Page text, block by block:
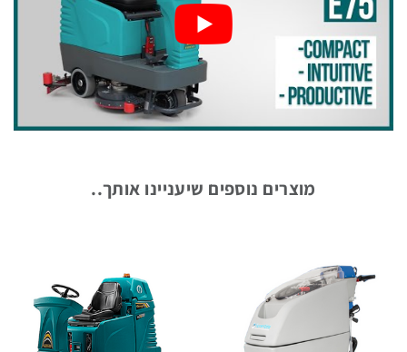
אביזרים
נלווים
עצמאיות
אוטומטיות
מוצרים נוספים שיעניינו אותך..